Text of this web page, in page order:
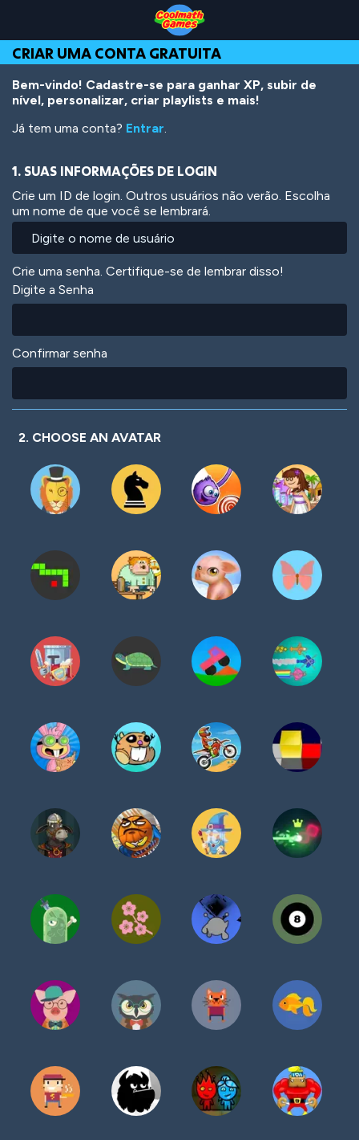
Top
of
Page
Navigation
Main
Content
Footer
o
conteúdo
principal
CRIAR UMA CONTA GRATUITA
Bem-vindo! Cadastre-se para ganhar XP, subir de
nível, personalizar, criar playlists e mais!
Já tem uma conta? Entrar.
1. SUAS INFORMAÇÕES DE LOGIN
Crie um ID de login. Outros usuários não verão. Escolha
um nome de que você se lembrará.
Crie uma senha. Certifique-se de lembrar disso!
Digite a Senha
Confirmar senha
2. CHOOSE AN AVATAR